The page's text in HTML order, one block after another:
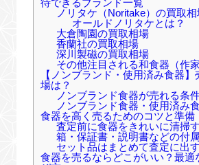
待できるブランド一覧
ノリタケ（Noritake）の買取相
オールドノリタケとは？
大倉陶園の買取相場
香蘭社の買取相場
深川製磁の買取相場
その他注目される和食器（作
【ノンブランド・使用済み食器
場は？
ノンブランド食器が売れる条
ノンブランド食器・使用済み
食器を高く売るためのコツと準備
査定前に食器をきれいに清掃
箱・保証書・説明書などの付
セット品はまとめて査定に出す
食器を売るならどこがいい？最適